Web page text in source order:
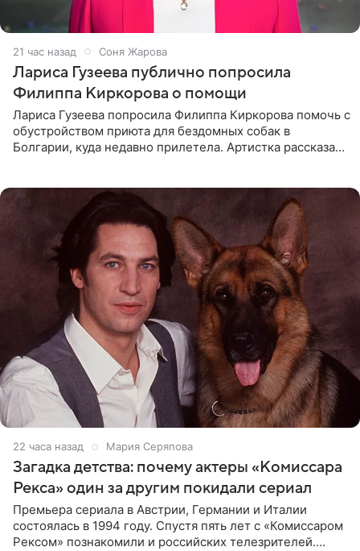
21 час назад Соня Жарова
Лариса Гузеева публично попросила
Филиппа Киркорова о помощи
Лариса Гузеева попросила Филиппа Киркорова помочь с
обустройством приюта для бездомных собак в
Болгарии, куда недавно прилетела. Артистка рассказала
22 часа назад Мария Серяпова
Загадка детства: почему актеры «Комиссара
Рекса» один за другим покидали сериал
Премьера сериала в Австрии, Германии и Италии
состоялась в 1994 году. Спустя пять лет с «Комиссаром
Рексом» познакомили и российских телезрителей.